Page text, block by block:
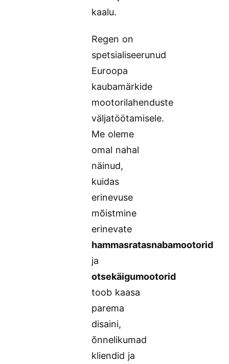
kaalu.
Regen on
spetsialiseerunud
Euroopa
kaubamärkide
mootorilahenduste
väljatöötamisele.
Me oleme
omal nahal
näinud,
kuidas
erinevuse
mõistmine
erinevate
hammasratasnabamootorid
ja
otsekäigumootorid
toob kaasa
parema
disaini,
õnnelikumad
kliendid ja